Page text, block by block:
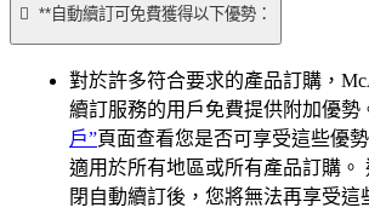
 **自動續訂可免費獲得以下優勢：
對於許多符合要求的產品訂購，
續訂服務的用戶免費提供附加優勢
戶”頁面查看您是否可享受這些優
適用於所有地區或所有產品訂購。
閉自動續訂後，您將無法再享受這